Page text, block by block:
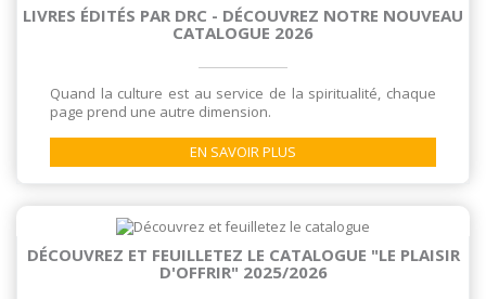
LIVRES ÉDITÉS PAR DRC - DÉCOUVREZ NOTRE NOUVEAU
CATALOGUE 2026
Quand la culture est au service de la spiritualité, chaque
page prend une autre dimension.
EN SAVOIR PLUS
DÉCOUVREZ ET FEUILLETEZ LE CATALOGUE "LE PLAISIR
D'OFFRIR" 2025/2026